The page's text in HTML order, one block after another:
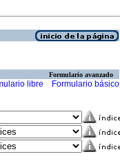
Formulario avanzado
libre Formulario básico